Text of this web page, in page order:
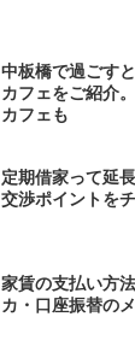
中板橋で過ごす
カフェをご紹介
カフェも
定期借家って延
交渉ポイントを
家賃の支払い方
カ・口座振替の